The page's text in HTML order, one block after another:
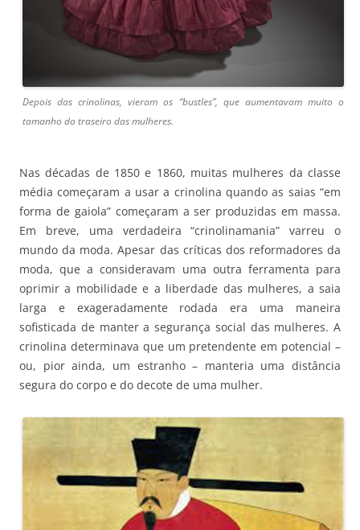
Depois das crinolinas, vieram os “bustles”, que aumentavam muito o
tamanho do traseiro das mulheres.
Nas décadas de 1850 e 1860, muitas mulheres da classe
média começaram a usar a crinolina quando as saias “em
forma de gaiola” começaram a ser produzidas em massa.
Em breve, uma verdadeira “crinolinamania” varreu o
mundo da moda. Apesar das críticas dos reformadores da
moda, que a consideravam uma outra ferramenta para
oprimir a mobilidade e a liberdade das mulheres, a saia
larga e exageradamente rodada era uma maneira
sofisticada de manter a segurança social das mulheres. A
crinolina determinava que um pretendente em potencial –
ou, pior ainda, um estranho – manteria uma distância
segura do corpo e do decote de uma mulher.